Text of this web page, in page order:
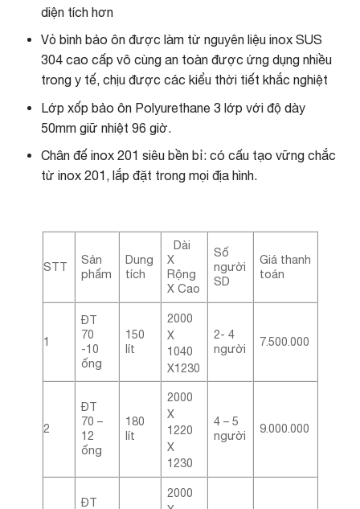
diện tích hơn
Vỏ bình bảo ôn được làm từ nguyên liệu inox SUS
304 cao cấp vô cùng an toàn được ứng dụng nhiều
trong y tế, chịu được các kiểu thời tiết khắc nghiệt
Lớp xốp bảo ôn Polyurethane 3 lớp với độ dày
50mm giữ nhiệt 96 giờ.
Chân đế inox 201 siêu bền bỉ: có cấu tạo vững chắc
từ inox 201, lắp đặt trong mọi địa hình.
STT
Sản
phẩm
Dung
tích
Dài
X
Rộng
X Cao
Số
người
SD
Giá thanh
toán
1
ĐT
70
-10
ống
150
lít
2000
X
1040
X1230
2- 4
người
7.500.000
2
ĐT
70 –
12
ống
180
lít
2000
X
1220
X
1230
4 – 5
người
9.000.000
ĐT
2000